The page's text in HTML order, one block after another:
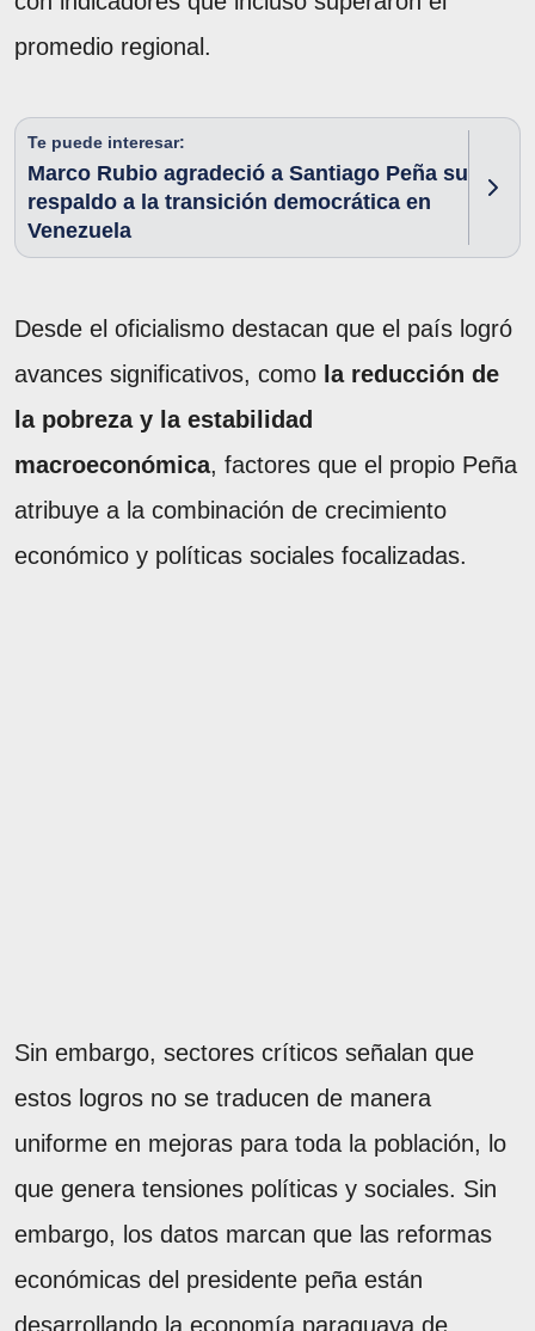
promedio regional.
Te puede interesar:
Marco Rubio agradeció a Santiago Peña su
respaldo a la transición democrática en
Venezuela
Desde el oficialismo destacan que el país logró
avances significativos, como la reducción de
la pobreza y la estabilidad
macroeconómica, factores que el propio Peña
atribuye a la combinación de crecimiento
económico y políticas sociales focalizadas.
Sin embargo, sectores críticos señalan que
estos logros no se traducen de manera
uniforme en mejoras para toda la población, lo
que genera tensiones políticas y sociales. Sin
embargo, los datos marcan que las reformas
económicas del presidente peña están
desarrollando la economía paraguaya de